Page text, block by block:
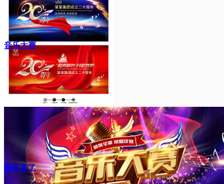
音乐大赛
商机来了